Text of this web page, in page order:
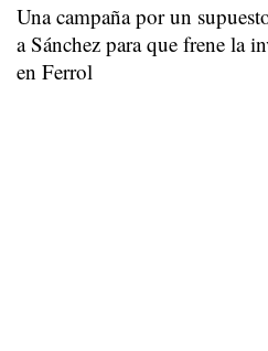
Una campaña por un
a Sánchez para que frene la
en Ferrol